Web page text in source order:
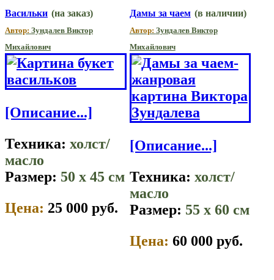
Васильки (на заказ)
Автор: Зундалев Виктор
Михайлович
[Описание...]
Техника: холст/
масло
Размер: 50 x 45 см
Цена: 25 000 руб.
Дамы за чаем (в наличии)
Автор: Зундалев Виктор
Михайлович
[Описание...]
Техника: холст/
масло
Размер: 55 x 60 см
Цена: 60 000 руб.